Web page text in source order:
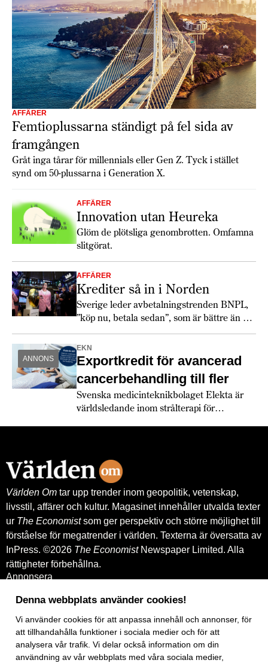
AFFÄRER
Femtioplussarna ständigt på fel sida av
framgången
Gråt inga tårar för millennials eller Gen Z. Tyck i stället
synd om 50-plussarna i Generation X.
AFFÄRER
Innovation utan Heureka
Glöm de plötsliga genombrotten. Omfamna
slitgörat.
AFFÄRER
Krediter så in i Norden
Sverige leder avbetalningstrenden BNPL,
”köp nu, betala sedan”, som är bättre än sitt
ANNONS
EKN
Exportkredit för avancerad
cancerbehandling till fler
Svenska medicinteknikbolaget Elekta är
världsledande inom strålterapi för
Exportkreditnämnden, EKN.
Världen Om tar upp trender inom geopolitik, vetenskap,
livsstil, affärer och kultur. Magasinet innehåller utvalda texter
ur The Economistsom ger perspektiv och större möjlighet till
förståelse för megatrender i världen. Texterna är översatta av
InPress. ©2026 The EconomistNewspaper Limited. Alla
rättigheter förbehållna.
Annonsera
Kontakt
Köp tidigare nummer
www.inpress.com
E-tidningen
Om cookies
Denna webbplats använder cookies!
Vi använder cookiesför att anpassa innehåll och annonser, för
att tillhandahålla funktioner i sociala medier och för att
analysera vår trafik. Vi delar också information om din
användning av vår webbplats med våra sociala medier,